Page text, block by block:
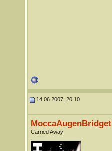
14.06.2007, 20:10
MoccaAugenBridget
Carried Away